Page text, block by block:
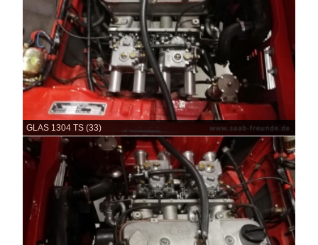
GLAS 1304 TS (33)